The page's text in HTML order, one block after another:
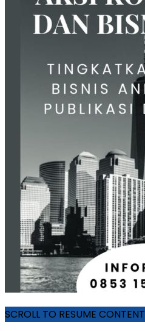
SCROLL TO RESUME CONTENT